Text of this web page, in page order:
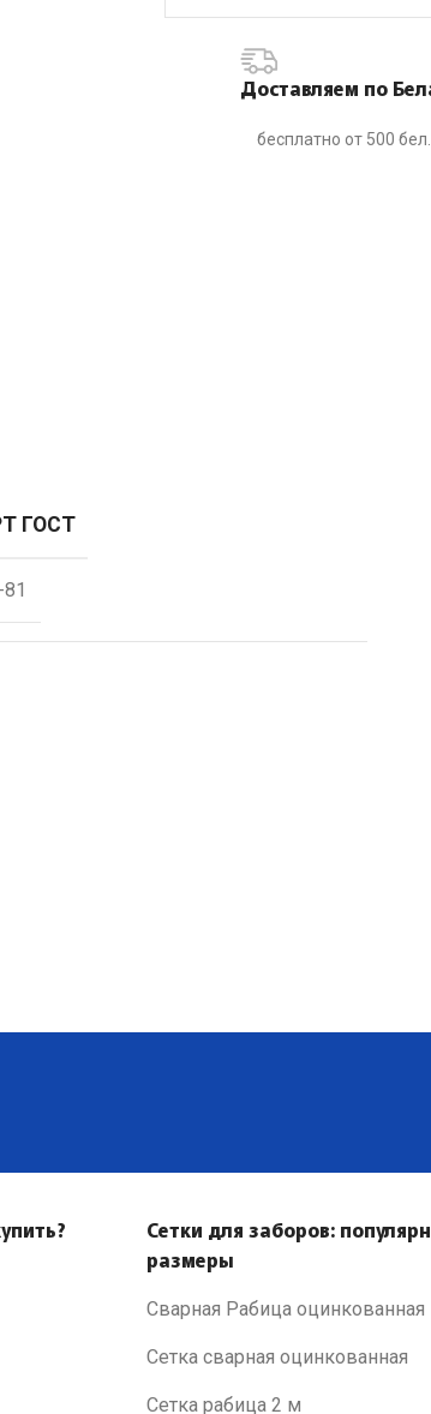
Доставляем по
бесплатно от 500 бел.
ГОСТ
Сетки для заборов:
размеры
Сварная Рабица оцинкованная
Сетка сварная оцинкованная
Сетка рабица 2 м